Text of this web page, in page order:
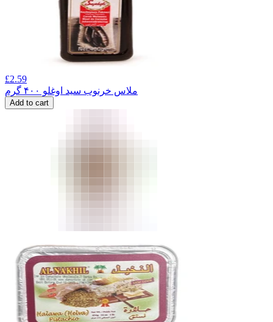
£2.59
ملاس خرنوب سید اوغلو ۴۰۰ گرم
Add to cart